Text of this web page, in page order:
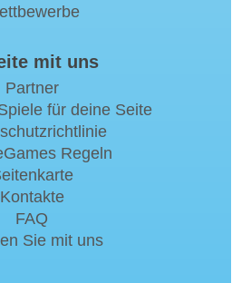
mit uns
Partner
für deine Seite
Regeln
Kontakte
FAQ
Sie mit uns